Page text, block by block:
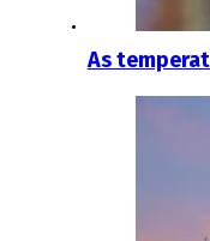
As